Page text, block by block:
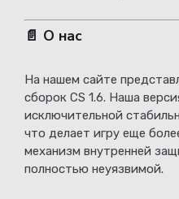
📄 О нас
На нашем сайте
сборок CS 1.6. Наша
исключительной
что делает игру еще
механизм внутренней
полностью неуязвимой.